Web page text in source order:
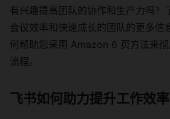
有兴趣提高团队的协作和生产力吗？
会议效率和快速成长的团队的更多信
何帮助您采用 Amazon 6 页方法来
流程。
飞书如何助力提升工作效率